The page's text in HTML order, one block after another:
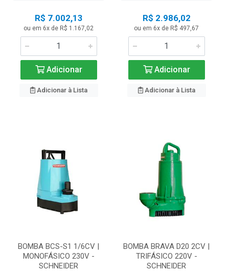
R$ 7.002,13
ou em 6x de R$ 1.167,02
Adicionar
Adicionar à Lista
R$ 2.986,02
ou em 6x de R$ 497,67
Adicionar
Adicionar à Lista
BOMBA BCS-S1 1/6CV |
MONOFÁSICO 230V -
SCHNEIDER
BOMBA BRAVA D20 2CV |
TRIFÁSICO 220V -
SCHNEIDER